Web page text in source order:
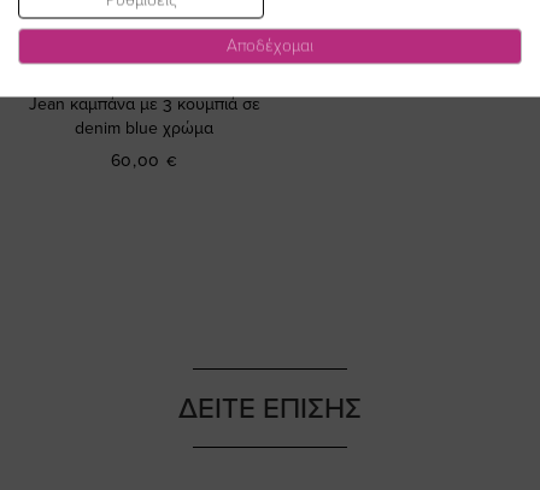
ΠΡΟΣΘΗΚΗ ΣΤΟ
ΚΑΛΑΘΙ
Jean καμπάνα με 3 κουμπιά σε
denim blue χρώμα
60,00 €
ΔΕΙΤΕ ΕΠΙΣΗΣ
Αποδέχομαι